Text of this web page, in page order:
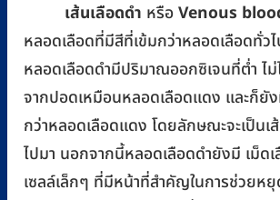
เส้นเลือดดำ หรือ Venous
หลอดเลือดที่มีสีที่เข้มกว่าหลอดเลือดทั่วไ
หลอดเลือดดำมีปริมาณออกซิเจนที่ต่ำ ไม่
จากปอดเหมือนหลอดเลือดแดง และก็ยั
กว่าหลอดเลือดแดง โดยลักษณะจะเป็นเ
ไปมา นอกจากนี้หลอดเลือดดำยังมี เม็ดเ
เซลล์เล็กๆ ที่มีหน้าที่สำคัญในการช่วยห